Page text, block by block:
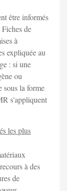
être informés
de
à
expliquée au
: si une
ou
sous la forme
s'appliquent
les plus
à des
de